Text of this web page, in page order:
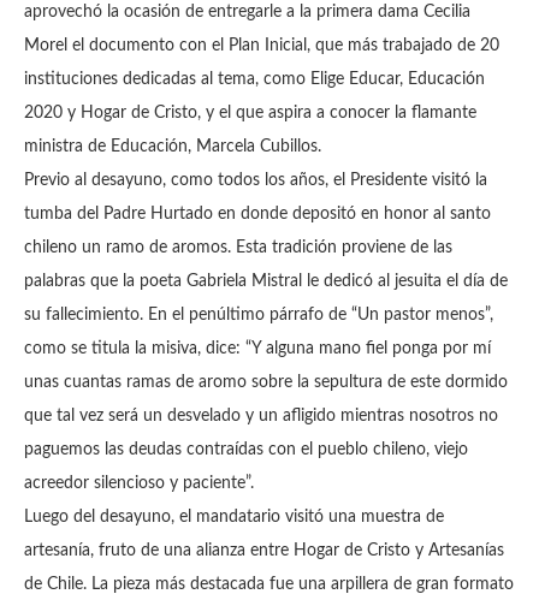
aprovechó la ocasión de entregarle a la primera dama Cecilia
Morel el documento con el Plan Inicial, que más trabajado de 20
instituciones dedicadas al tema, como Elige Educar, Educación
2020 y Hogar de Cristo, y el que aspira a conocer la flamante
ministra de Educación, Marcela Cubillos.
Previo al desayuno, como todos los años, el Presidente visitó la
tumba del Padre Hurtado en donde depositó en honor al santo
chileno un ramo de aromos. Esta tradición proviene de las
palabras que la poeta Gabriela Mistral le dedicó al jesuita el día de
su fallecimiento. En el penúltimo párrafo de “Un pastor menos”,
como se titula la misiva, dice: “Y alguna mano fiel ponga por mí
unas cuantas ramas de aromo sobre la sepultura de este dormido
que tal vez será un desvelado y un afligido mientras nosotros no
paguemos las deudas contraídas con el pueblo chileno, viejo
acreedor silencioso y paciente”.
Luego del desayuno, el mandatario visitó una muestra de
artesanía, fruto de una alianza entre Hogar de Cristo y Artesanías
de Chile. La pieza más destacada fue una arpillera de gran formato